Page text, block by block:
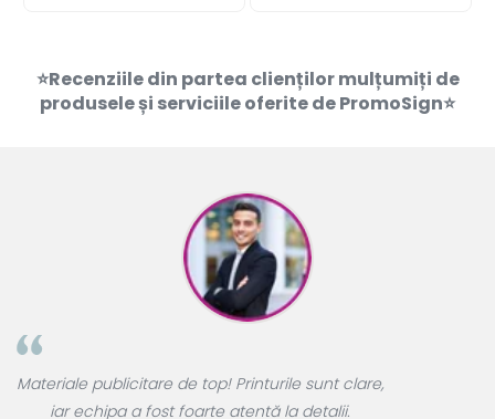
⭐Recenziile din partea clienților mulțumiți de
produsele și serviciile oferite de PromoSign⭐
Materiale publicitare de top! Printurile sunt clare,
iar echipa a fost foarte atentă la detalii.